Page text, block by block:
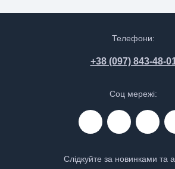
Телефони:
+38 (097) 843-48-
Соц мережі:
Слідкуйте за новинками та